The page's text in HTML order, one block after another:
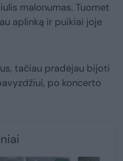
malonumas. Tuomet
aplinką ir puikiai joje
tačiau pradėjau bijoti
po koncerto